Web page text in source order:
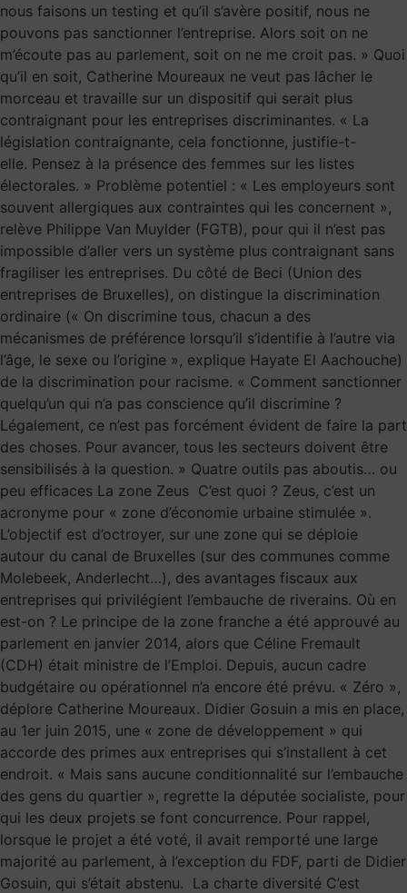
nous faisons un testing et qu’il s’avère positif, nous ne
pouvons pas sanctionner l’entreprise. Alors soit on ne
m’écoute pas au parlement, soit on ne me croit pas. » Quoi
qu’il en soit, Catherine Moureaux ne veut pas lâcher le
morceau et travaille sur un dispositif qui serait plus
contraignant pour les entreprises discriminantes. « La
législation contraignante, cela fonctionne, justifie-t-
elle. Pensez à la présence des femmes sur les listes
électorales. » Problème potentiel : « Les employeurs sont
souvent allergiques aux contraintes qui les concernent »,
relève Philippe Van Muylder (FGTB), pour qui il n’est pas
impossible d’aller vers un système plus contraignant sans
fragiliser les entreprises. Du côté de Beci (Union des
entreprises de Bruxelles), on distingue la discrimination
ordinaire (« On discrimine tous, chacun a des
mécanismes de préférence lorsqu’il s’identifie à l’autre via
l’âge, le sexe ou l’origine », explique Hayate El Aachouche)
de la discrimination pour racisme. « Comment sanctionner
quelqu’un qui n’a pas conscience qu’il discrimine ?
Légalement, ce n’est pas forcément évident de faire la part
des choses. Pour avancer, tous les secteurs doivent être
sensibilisés à la question. » Quatre outils pas aboutis… ou
peu efficaces La zone Zeus C’est quoi ? Zeus, c’est un
acronyme pour « zone d’économie urbaine stimulée ».
L’objectif est d’octroyer, sur une zone qui se déploie
autour du canal de Bruxelles (sur des communes comme
Molebeek, Anderlecht…), des avantages fiscaux aux
entreprises qui privilégient l’embauche de riverains. Où en
est-on ? Le principe de la zone franche a été approuvé au
parlement en janvier 2014, alors que Céline Fremault
(CDH) était ministre de l’Emploi. Depuis, aucun cadre
budgétaire ou opérationnel n’a encore été prévu. « Zéro »,
déplore Catherine Moureaux. Didier Gosuin a mis en place,
au 1er juin 2015, une « zone de développement » qui
accorde des primes aux entreprises qui s’installent à cet
endroit. « Mais sans aucune conditionnalité sur l’embauche
des gens du quartier », regrette la députée socialiste, pour
qui les deux projets se font concurrence. Pour rappel,
lorsque le projet a été voté, il avait remporté une large
majorité au parlement, à l’exception du FDF, parti de Didier
Gosuin, qui s’était abstenu. La charte diversité C’est